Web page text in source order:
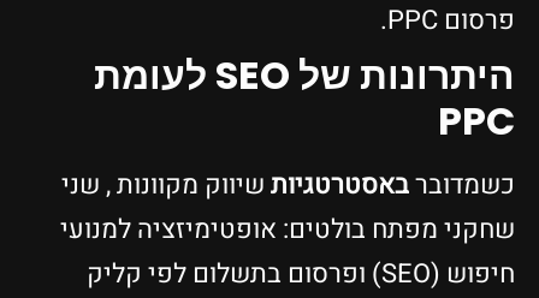
פרסום PPC.
היתרונות של SEO לעומת
PPC
כשמדוברבאסטרטגיותשיווק מקוונות , שני
שחקני מפתח בולטים: אופטימיזציה למנועי
חיפוש (SEO) ופרסום בתשלום לפי קליק